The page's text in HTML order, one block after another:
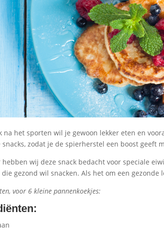
na het sporten wil je gewoon lekker eten en
zodat je de spierherstel een boost geeft
hebben wij deze snack bedacht voor speciale
gezond wil snacken. Als het om een
voor 6 kleine pannenkoekjes:
: